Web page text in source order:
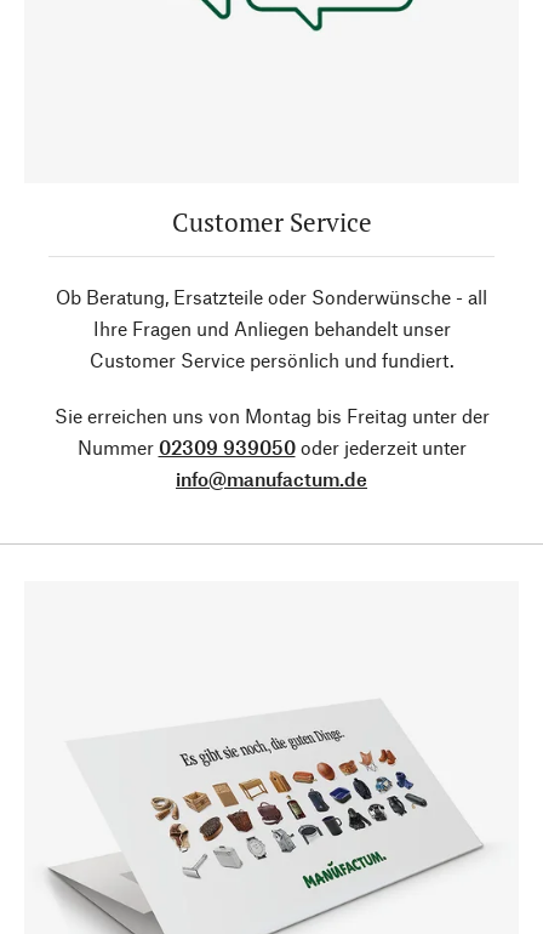
Customer Service
Ob Beratung, Ersatzteile oder Sonderwünsche - all
Ihre Fragen und Anliegen behandelt unser
Customer Service persönlich und fundiert.
Sie erreichen uns von Montag bis Freitag unter der
Nummer 02309 939050oder jederzeit unter
info@manufactum.de